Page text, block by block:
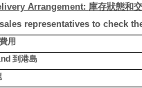
Arrangement: 庫存狀態和
representatives to check
用
到港島